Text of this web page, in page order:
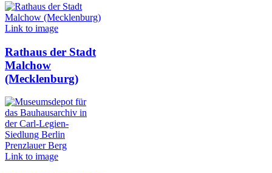
Link to image
Rathaus der Stadt
Malchow
(Mecklenburg)
Link to image